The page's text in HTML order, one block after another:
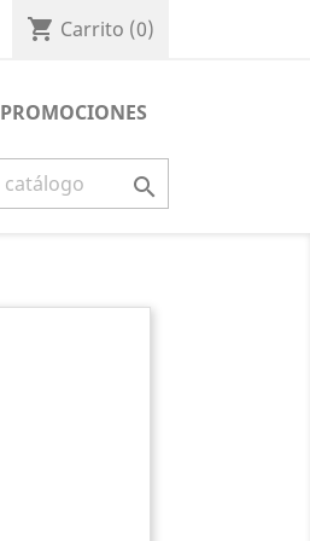
shopping_cart Carrito (0)
PROMOCIONES
